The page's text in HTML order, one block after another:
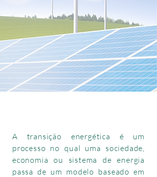
A transição energética é um
processo no qual uma sociedade,
economia ou sistema de energia
passa de um modelo baseado em